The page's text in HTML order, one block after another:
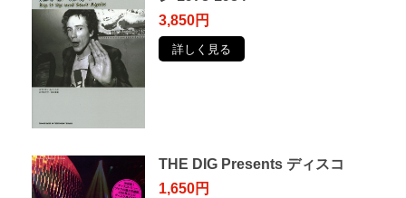
3,850円
詳しく見る
THE DIG Presents ディスコ
1,650円